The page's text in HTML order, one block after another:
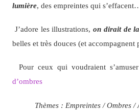
lumière, des empreintes qui
J’adore les illustrations,on dirait de
belles et très douces (et
Pour ceux qui voudraient
d’ombres
Thèmes : Empreintes / Ombres